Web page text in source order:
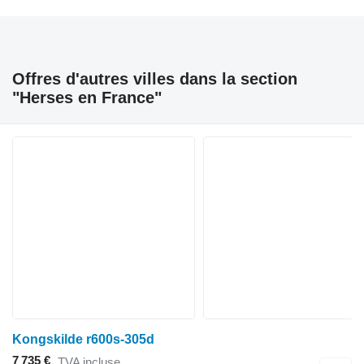
Offres d'autres villes dans la section
"Herses en France"
Kongskilde r600s-305d
7 735 €